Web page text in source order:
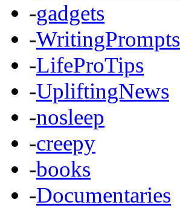
-gadgets
-WritingPrompts
-LifeProTips
-UpliftingNews
-nosleep
-creepy
-books
-Documentaries